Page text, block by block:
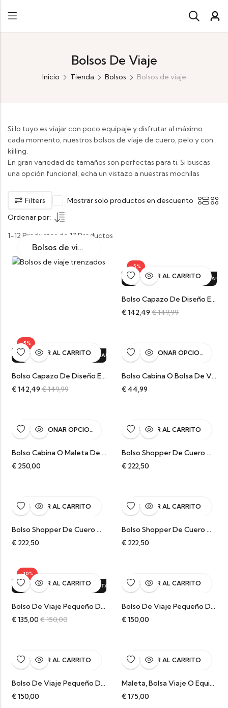
Bolsos De Viaje
Inicio Tienda Bolsos Bolsos de viaje
Si lo tuyo es viajar con poco equipaje y disfrutar al máximo
cada momento, nuestros bolsos de viaje de cuero, pelo y con
killing.
En gran variedad de tamaños son perfectas para ti. Si buscas
una opción funcional, echa un vistazo a nuestras mochilas
Filters
Mostrar solo productos en descuento
Ordenar por:
1-12 Productos de 17 Productos
Bolsos de viaje trenzados
-5%
¡OFERTA!5% DTO. ¡OFERTA!5%
AÑADIR AL CARRITO
Bolso Capazo De Diseño En Cuero Trenzado Choco MEDIANO
€142,49 €149,99
-5%
¡OFERTA!5% DTO. ¡OFERTA!5% ¡OFERTA!5%DTO.
AÑADIR AL CARRITO
Bolso Capazo De Diseño En Cuero Trenzado Camel MEDIANO
€142,49 €149,99
SELECCIONAR OPCIONES
Bolso Cabina O Bolsa De Viaje Del Cuero
€ 44,99
SELECCIONAR OPCIONES
Bolso Cabina O Maleta De Viaje Del Cuero Manuel
€250,00
AÑADIR AL CARRITO
Bolso Shopper De Cuero Vintage Caqui Brittany
€ 222,50
AÑADIR AL CARRITO
Bolso Shopper De Cuero Vintage Marrón Brittany
€222,50
AÑADIR AL CARRITO
Bolso Shopper De Cuero Vintage Camel Brittany
€ 222,50
-10%
¡OFERTA!10%DTO. ¡OFERTA!10% DTO. ¡OFERTA!10%DTO.
AÑADIR AL CARRITO
Bolso De Viaje Pequeño De Cuero Marrón Trenzado Marina
€135,00 €150,00
AÑADIR AL CARRITO
Bolso De Viaje Pequeño De Cuero Negro Trenzado Marina
€150,00
AÑADIR AL CARRITO
Bolso De Viaje Pequeño De Cuero Trenzado Marina
€150,00
AÑADIR AL CARRITO
Maleta, Bolsa Viaje O Equipaje De Piel Beige Tejida River
€175,00